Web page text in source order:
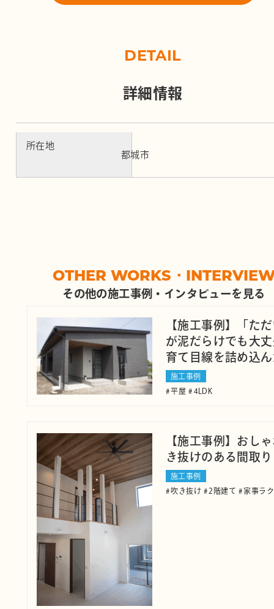
DETAIL
詳細情報
所在地
都城市
OTHER WORKS・
その他の施工事例・インタビューを見る
【施工事例】「た
が泥だらけでも大
育て目線を詰め込
施工事例
平屋
4LDK
【施工事例】おし
き抜けのある間取り
施工事例
吹き抜け
2階建て 家事ラ